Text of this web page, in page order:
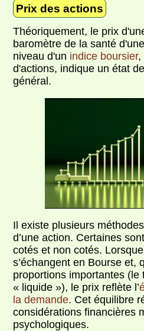
Prix des actions
Théoriquement, le prix
baromètre de la santé
niveau d'un indice boursier,
d'actions, indique un état
général.
Il existe plusieurs
d’une action. Certaines
cotés et non cotés.
s’échangent en Bourse et,
proportions importantes (le
« liquide »), le prix reflète l’
la demande. Cet équilibre
considérations financières
psychologiques.